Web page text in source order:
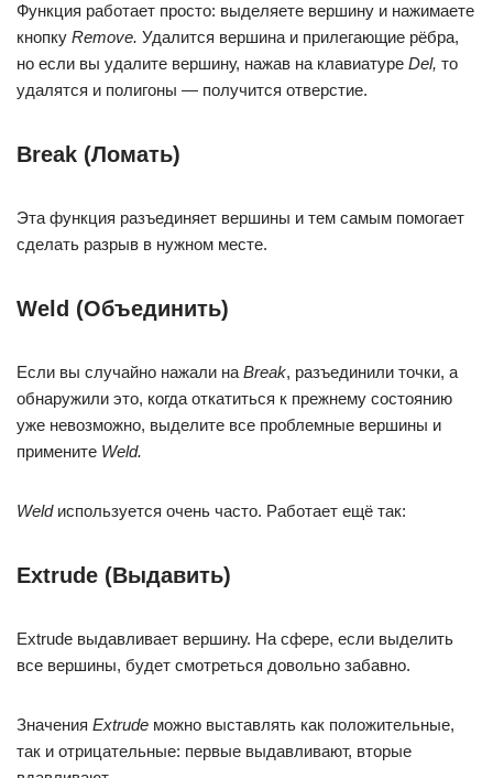
Функция работает просто: выделяете вершину и нажимаете
кнопку Remove. Удалится вершина и прилегающие рёбра,
но если вы удалите вершину, нажав на клавиатуре Del, то
удалятся и полигоны — получится отверстие.
Break (Ломать)
Эта функция разъединяет вершины и тем самым помогает
сделать разрыв в нужном месте.
Weld (Объединить)
Если вы случайно нажали на Break, разъединили точки, а
обнаружили это, когда откатиться к прежнему состоянию
уже невозможно, выделите все проблемные вершины и
примените Weld.
Weldиспользуется очень часто. Работает ещё так:
Extrude (Выдавить)
Extrude выдавливает вершину. На сфере, если выделить
все вершины, будет смотреться довольно забавно.
Значения Extrude можно выставлять как положительные,
так и отрицательные: первые выдавливают, вторые